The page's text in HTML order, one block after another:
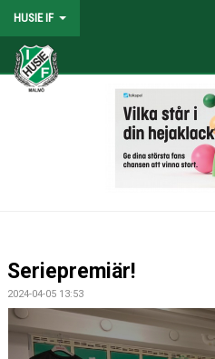
HUSIE IF
HEM
DOKUMENT
SHOPEN
Seriepremiär!
2024-04-05 13:53